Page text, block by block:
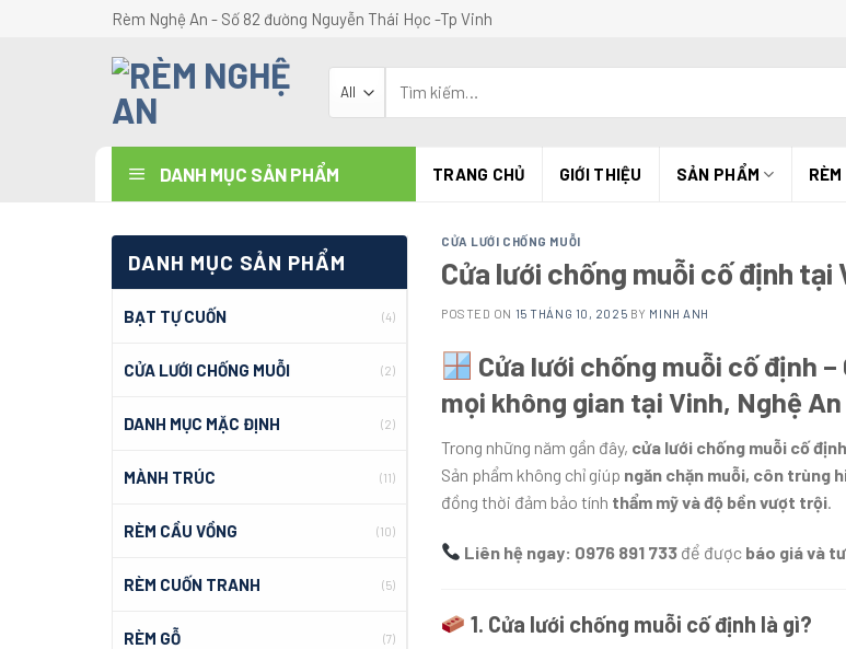
Rèm Nghệ An - Số 82 đường Nguyễn Thái Học -Tp Vinh
kiếm:
DANH MỤC SẢN PHẨM TRANG CHỦ GIỚI THIỆU SẢN PHẨM
DANH MỤC SẢN PHẨM
BẠT TỰ CUỐN (4)
CỬA LƯỚI CHỐNG MUỖI (2)
DANH MỤC MẶC ĐỊNH (2)
MÀNH TRÚC (11)
RÈM CẦU VỒNG (10)
RÈM CUỐN TRANH (5)
RÈM GỖ (7)
CỬA LƯỚI CHỐNG MUỖI
Cửa lưới chống muỗi cố định tại
POSTED ON 15 THÁNG 10, 2025 BY MINH ANH
Cửa lưới chống muỗi cố định
mọi không gian tại Vinh, Nghệ An
Trong những năm gần đây, cửa lưới chống muỗi cố định
Sản phẩm không chỉ giúp ngăn chặn muỗi, côn trùng
đồng thời đảm bảo tính thẩm mỹ và độ bền vượt trội.
Liên hệ ngay: 0976 891 733 để được báo giá và
1. Cửa lưới chống muỗi cố định là gì?